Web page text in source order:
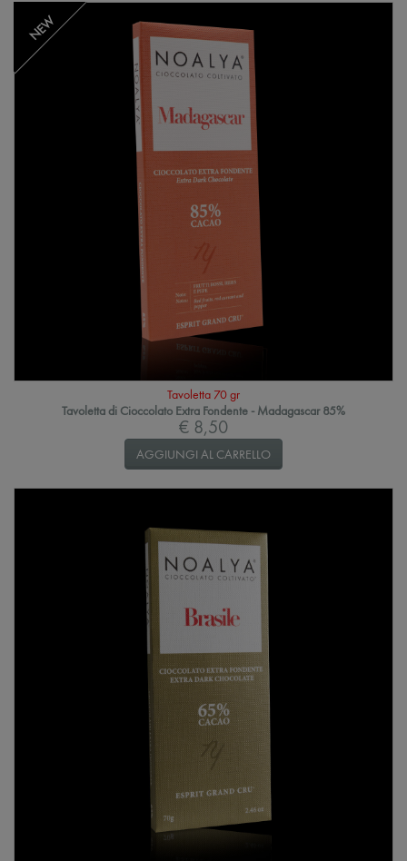
NEW
Tavoletta 70 gr
Tavoletta di Cioccolato Extra Fondente - Madagascar 85%
€ 8,50
AGGIUNGI AL CARRELLO